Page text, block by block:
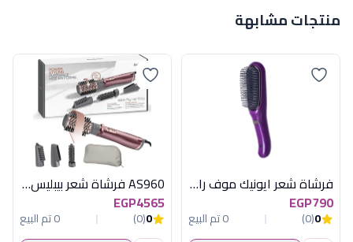
منتجات مشابهة
فرشاة شعر ايونيك موف راش براش
EGP790
0
(0)
0 تم البيع
AS960 فرشاة شعر بيبليس هوائية 1000 وات
EGP4565
0
(0)
0 تم البيع